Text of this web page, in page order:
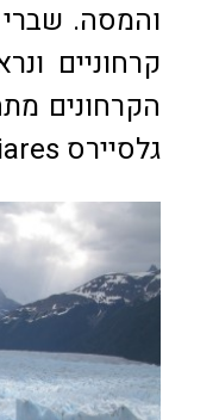
קרחוניים
הקרחונים
גלסיירס Los Glaciares